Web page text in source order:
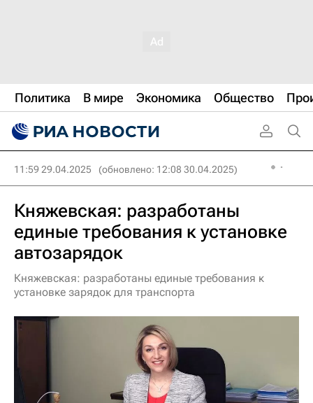
Политика В мире Экономика Общество
11:59 29.04.2025 (обновлено: 12:08 30.04.2025)
Княжевская: разработаны
единые требования к установке
автозарядок
Княжевская: разработаны единые требования к
установке зарядок для транспорта